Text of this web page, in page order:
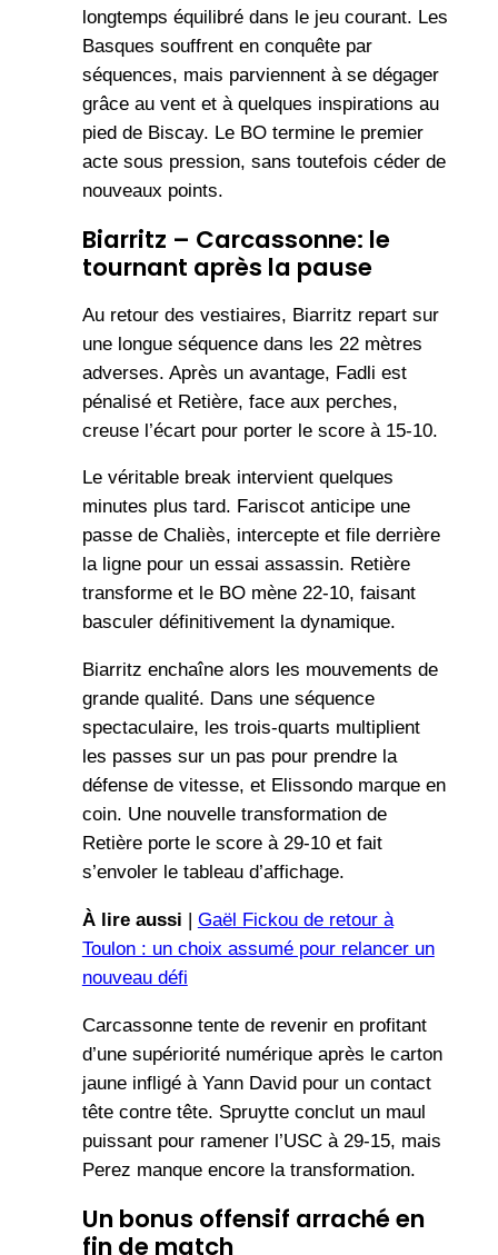
longtemps équilibré dans le jeu courant. Les
Basques souffrent en conquête par
séquences, mais parviennent à se dégager
grâce au vent et à quelques inspirations au
pied de Biscay. Le BO termine le premier
acte sous pression, sans toutefois céder de
nouveaux points.
Biarritz – Carcassonne: le
tournant après la pause
Au retour des vestiaires, Biarritz repart sur
une longue séquence dans les 22 mètres
adverses. Après un avantage, Fadli est
pénalisé et Retière, face aux perches,
creuse l’écart pour porter le score à 15-10.
Le véritable break intervient quelques
minutes plus tard. Fariscot anticipe une
passe de Chaliès, intercepte et file derrière
la ligne pour un essai assassin. Retière
transforme et le BO mène 22-10, faisant
basculer définitivement la dynamique.
Biarritz enchaîne alors les mouvements de
grande qualité. Dans une séquence
spectaculaire, les trois-quarts multiplient
les passes sur un pas pour prendre la
défense de vitesse, et Elissondo marque en
coin. Une nouvelle transformation de
Retière porte le score à 29-10 et fait
s’envoler le tableau d’affichage.
À lire aussi | Gaël Fickou de retour à
Toulon : un choix assumé pour relancer un
nouveau défi
Carcassonne tente de revenir en profitant
d’une supériorité numérique après le carton
jaune infligé à Yann David pour un contact
tête contre tête. Spruytte conclut un maul
puissant pour ramener l’USC à 29-15, mais
Perez manque encore la transformation.
Un bonus offensif arraché en
fin de match